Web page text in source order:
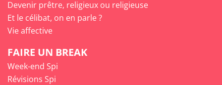
Devenir prêtre, religieux ou religieuse
Et le célibat, on en parle ?
Vie affective
FAIRE UN BREAK
Week-end Spi
Révisions Spi